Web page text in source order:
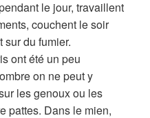
le jour, travaillent
couchent le soir
du fumier.
ont été un peu
on ne peut y
les genoux ou les
pattes. Dans le mien,